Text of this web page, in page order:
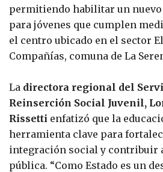
permitiendo habilitar un
para jóvenes que cumplen
el centro ubicado en el sector
Compañías, comuna de La
La directora regional del
Reinserción Social Juvenil,
Rissetti enfatizó que la
herramienta clave para
integración social y contribuir
pública. “Como Estado es un